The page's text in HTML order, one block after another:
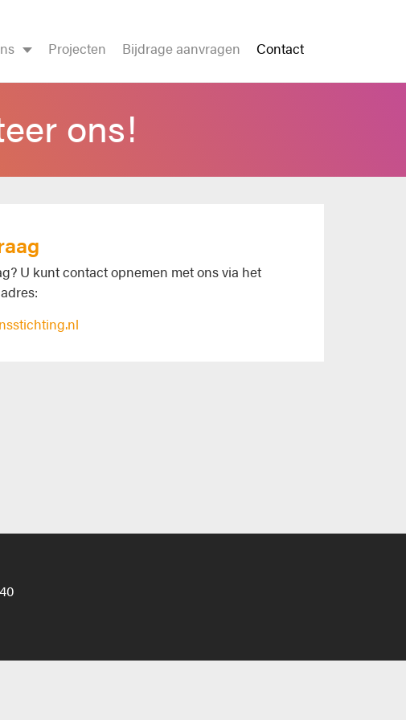
Projecten Bijdrage aanvragen Contact
ons!
U kunt contact opnemen met ons via het